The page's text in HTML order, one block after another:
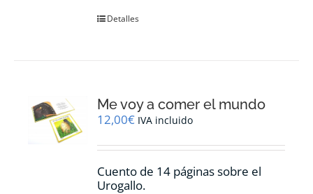
Detalles
Me voy a comer el mundo
12,00€ IVA incluido
Cuento de 14 páginas sobre el
Urogallo.